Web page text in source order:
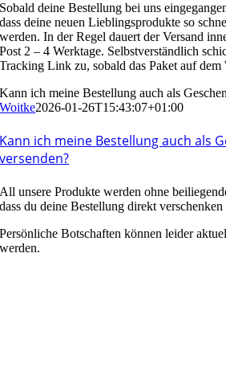
Sobald deine Bestellung bei uns
dass deine neuen Lieblingsprodukte so
werden. In der Regel dauert der Versand
Post 2 – 4 Werktage. Selbstverständlich
Tracking Link zu, sobald das Paket auf dem
Kann ich meine Bestellung auch als
Woitke2026-01-26T15:43:07+01:00
Kann ich meine Bestellung auch als
versenden?
All unsere Produkte werden ohne
dass du deine Bestellung direkt verschenken
Persönliche Botschaften können leider
werden.